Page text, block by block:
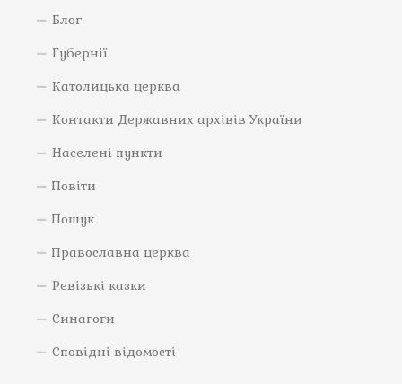
Блог
Губернії
Католицька церква
Контакти Державних архівів України
Населені пункти
Повіти
Пошук
Православна церква
Ревізькі казки
Синагоги
Сповідні відомості